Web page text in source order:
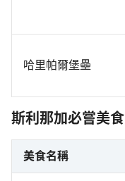
哈里帕爾堡壘
斯利那加必嘗美食
美食名稱